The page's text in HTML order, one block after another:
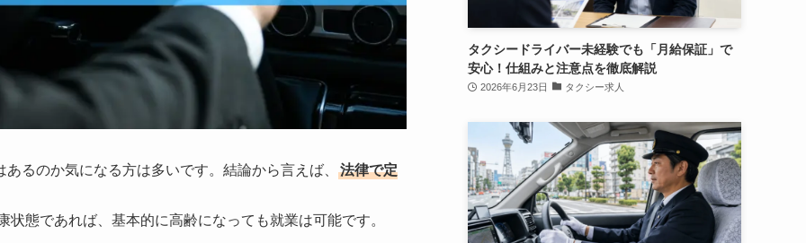
るのか気になる方は多いです。結論から言えば、 法律で定
状態であれば、基本的に高齢になっても就業は可能です。
タクシードライバー未経験でも「月給保証」で
安心！仕組みと注意点を徹底解説
2026年6月23日 タクシー求人